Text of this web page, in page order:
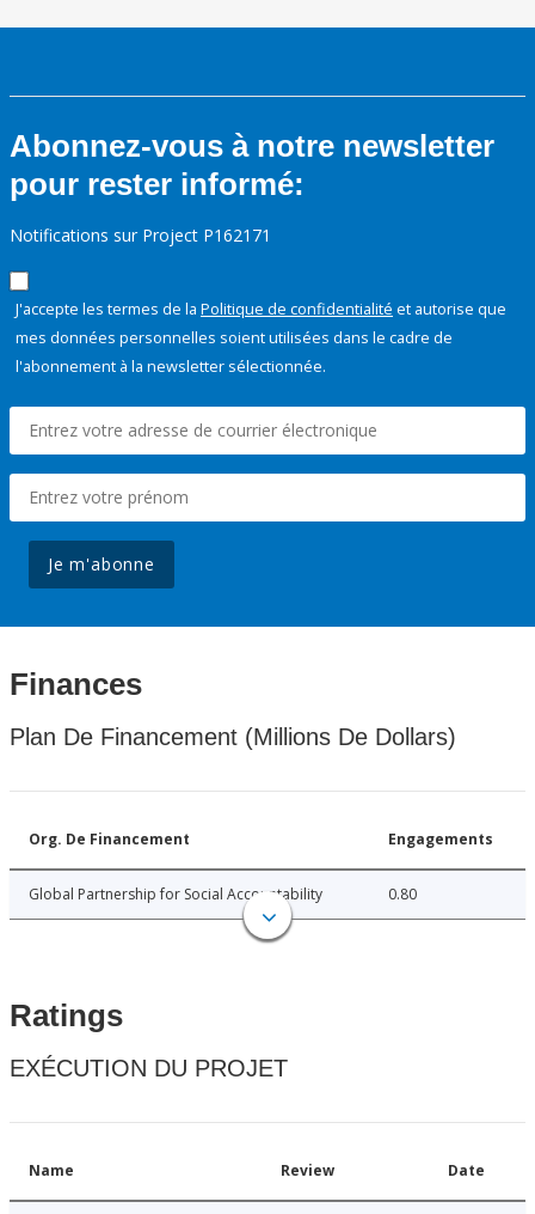
Abonnez-vous à notre newsletter
pour rester informé:
Notifications sur Project P162171
J'accepte les termes de la Politique de confidentialité et autorise que
mes données personnelles soient utilisées dans le cadre de
l'abonnement à la newsletter sélectionnée.
Je m'abonne
Finances
Plan De Financement (Millions De Dollars)
Org. De Financement Engagements
Global Partnership for Social Accountability 0.80
Ratings
EXÉCUTION DU PROJET
Name Review Date